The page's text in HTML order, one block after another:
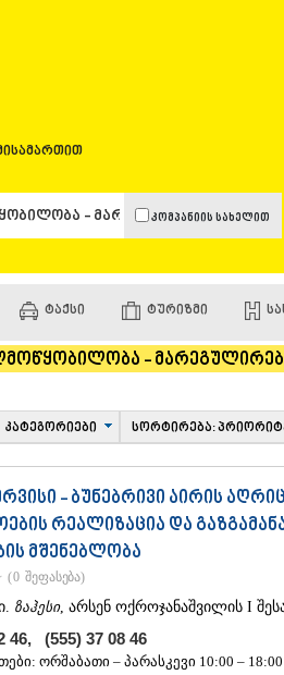
კომპანიის სახელით
ᲢᲐᲥᲡᲘ ᲢᲣᲠᲘᲖᲛᲘ
-
კატეგორიები სორტირება:
- ბუნებრივი აირის
რეალიზაცია და
მშენებლობა
(0 შეფასება)
ზაჰესი, არსენ ოქროჯანაშვილის I
46, (555) 37 08 46
ორშაბათი – პარასკევი 10:00 – 18:00